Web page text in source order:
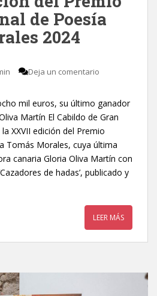
de Poesía
2024
Deja un comentario
mil euros, su último ganador
Martín El Cabildo de Gran
XXVII edición del Premio
Tomás Morales, cuya última
canaria Gloria Oliva Martín con
de hadas’, publicado y
LEER MÁS